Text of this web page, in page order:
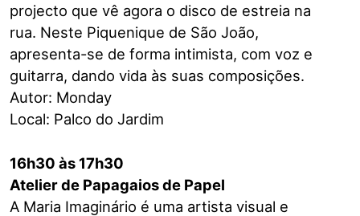
projecto que vê agora o disco de estreia na
rua. Neste Piquenique de São João,
apresenta-se de forma intimista, com voz e
guitarra, dando vida às suas composições.
Autor: Monday
Local: Palco do Jardim
16h30 às 17h30
Atelier de Papagaios de Papel
A Maria Imaginário é uma artista visual e